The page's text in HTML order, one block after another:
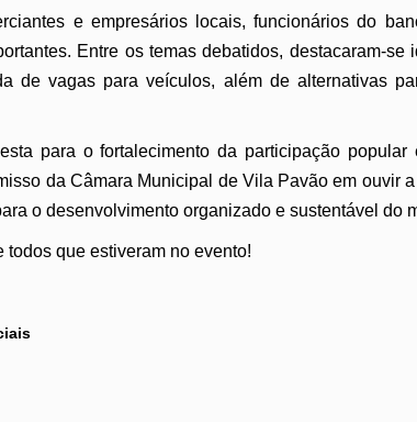
e empresários locais, funcionários do
Entre os temas debatidos, destacaram-
de vagas para veículos, além de alternativas
para o fortalecimento da participação
da Câmara Municipal de Vila Pavão em ouvir
o desenvolvimento organizado e sustentável do
que estiveram no evento!